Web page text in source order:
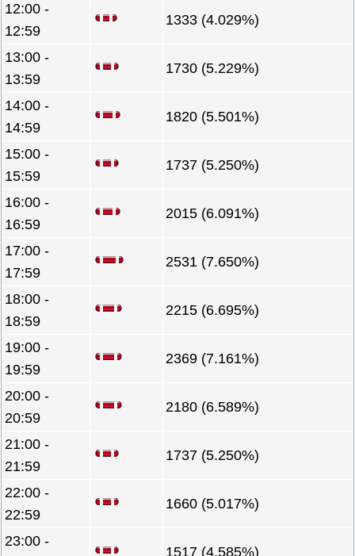
12:00 -
12:59
1333 (4.029%)
13:00 -
13:59
1730 (5.229%)
14:00 -
14:59
1820 (5.501%)
15:00 -
15:59
1737 (5.250%)
16:00 -
16:59
2015 (6.091%)
17:00 -
17:59
2531 (7.650%)
18:00 -
18:59
2215 (6.695%)
19:00 -
19:59
2369 (7.161%)
20:00 -
20:59
2180 (6.589%)
21:00 -
21:59
1737 (5.250%)
22:00 -
22:59
1660 (5.017%)
23:00 -
1517 (4.585%)